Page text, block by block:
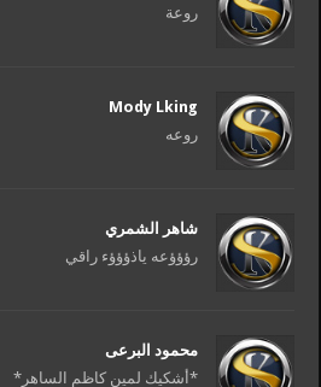
روعة
Mody Lking
روعه
شاهر الشمري
رؤؤؤعه ياذؤؤؤء راقي
‫محمود البرعى‬‎
*أشكيك لمين كاظم الساهر*